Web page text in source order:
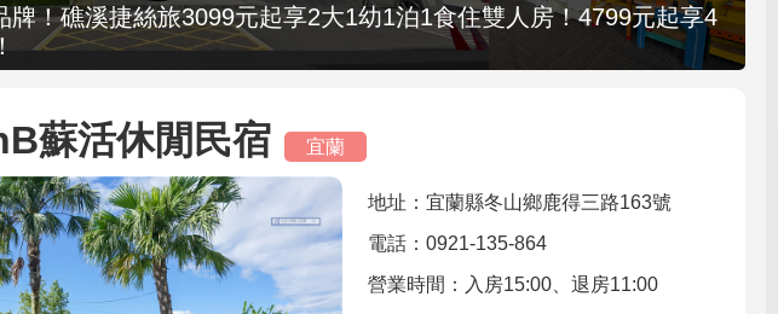
！礁溪捷絲旅3099元起享2大1幼1泊1食住雙人房！4799元起享4
蘇活休閒民宿 宜蘭
地址：宜蘭縣冬山鄉鹿得三路163號
電話：0921-135-864
營業時間：入房15:00、退房11:00